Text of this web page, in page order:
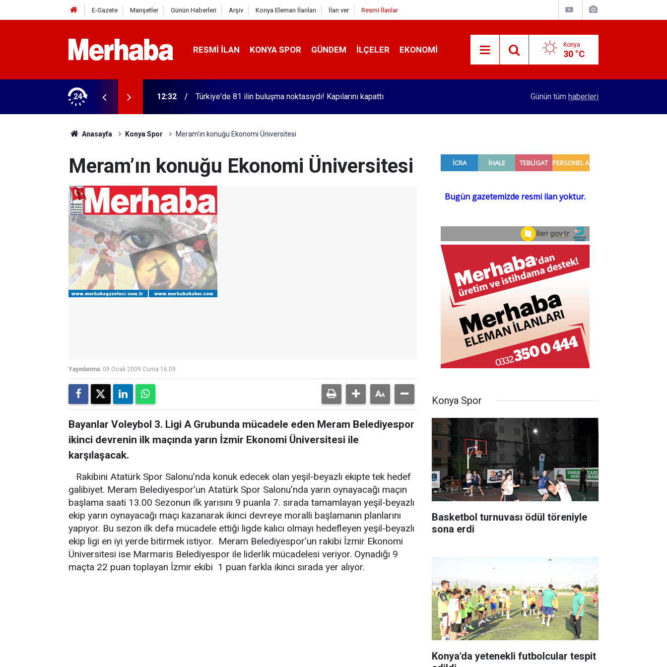
E-Gazete Manşetler Günün Haberleri Arşiv Konya Eleman İlanları İlan ver Resmi İlanlar
RESMI İLAN KONYA SPOR GÜNDEM İLÇELER EKONOMI Konya
30 °C
24 12:32 Türkiye'de 81 ilin buluşma noktasıydı! Kapılarını kapattı Konya'da üzen fotoğraf: Akranları tatilde o
Günün tüm haberleri
Anasayfa Konya Spor Meram’ın konuğu Ekonomi Üniversitesi
Meram’ın konuğu Ekonomi Üniversitesi
Yayınlanma: 09 Ocak 2009 Cuma 16:09
Bayanlar Voleybol 3. Ligi A Grubunda mücadele eden Meram Belediyespor
ikinci devrenin ilk maçında yarın İzmir Ekonomi Üniversitesi ile
karşılaşacak.
Rakibini Atatürk Spor Salonu’nda konuk edecek olan yeşil-beyazlı ekipte tek hedef
galibiyet. Meram Belediyespor’un Atatürk Spor Salonu’nda yarın oynayacağı maçın
başlama saati 13.00 Sezonun ilk yarısını 9 puanla 7. sırada tamamlayan yeşil-beyazlı
ekip yarın oynayacağı maçı kazanarak ikinci devreye moralli başlamanın planlarını
yapıyor. Bu sezon ilk defa mücadele ettiği ligde kalıcı olmayı hedefleyen yeşil-beyazlı
ekip ligi en iyi yerde bitirmek istiyor. Meram Belediyespor’un rakibi İzmir Ekonomi
Üniversitesi ise Marmaris Belediyespor ile liderlik mücadelesi veriyor. Oynadığı 9
maçta 22 puan toplayan İzmir ekibi 1 puan farkla ikinci sırada yer alıyor.
Konya Spor
Basketbol turnuvası ödül töreniyle
sona erdi
Konya'da yetenekli futbolcular tespit